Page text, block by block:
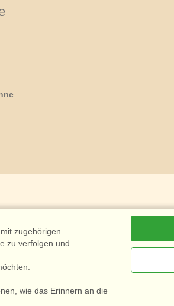
8 Personen
zugehörigen
zu verfolgen und
wie das Erinnern an die